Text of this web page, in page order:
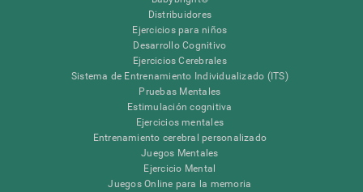
Distribuidores
Ejercicios para niños
Desarrollo Cognitivo
Ejercicios Cerebrales
Sistema de Entrenamiento Individualizado (ITS)
Pruebas Mentales
Estimulación cognitiva
Ejercicios mentales
Entrenamiento cerebral personalizado
Juegos Mentales
Ejercicio Mental
Juegos Online para la memoria